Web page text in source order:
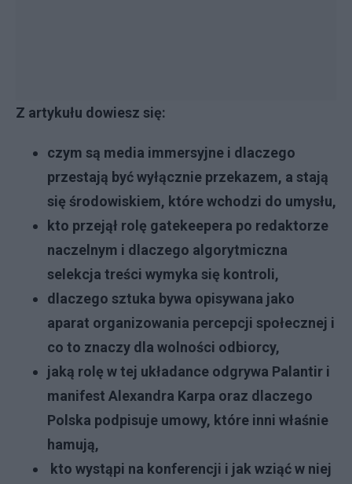
Z artykułu dowiesz się:
czym są media immersyjne i dlaczego
przestają być wyłącznie przekazem, a stają
się środowiskiem, które wchodzi do umysłu,
kto przejął rolę gatekeepera po redaktorze
naczelnym i dlaczego algorytmiczna
selekcja treści wymyka się kontroli,
dlaczego sztuka bywa opisywana jako
aparat organizowania percepcji społecznej i
co to znaczy dla wolności odbiorcy,
jaką rolę w tej układance odgrywa Palantir i
manifest Alexandra Karpa oraz dlaczego
Polska podpisuje umowy, które inni właśnie
hamują,
kto wystąpi na konferencji i jak wziąć w niej